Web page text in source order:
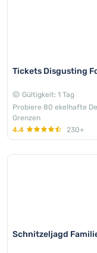
Tickets Disgusting
Gültigkeit: 1 Tag
Probiere 80 ekelhafte
Grenzen
4.4
230+
Schnitzeljagd